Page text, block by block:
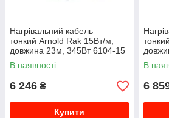
Нагрівальний кабель
тонкий Arnold Rak 15Вт/м,
довжина 23м, 345Вт 6104-15
EC
В наявності
6 246 ₴
Купити
EC
В
6